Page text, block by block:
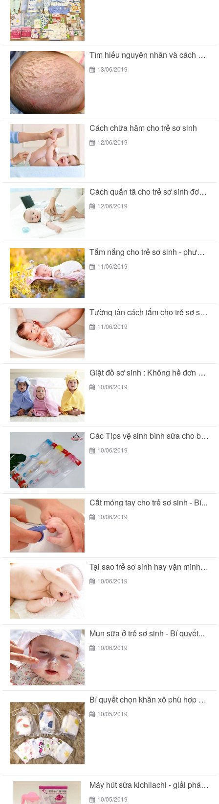
Tìm hiểu nguyên nhân và cách chữa cứt trâu...
13/06/2019
Cách chữa hăm cho trẻ sơ sinh
12/06/2019
Cách quấn tã cho trẻ sơ sinh đơn giản...
12/06/2019
Tắm nắng cho trẻ sơ sinh - phương pháp...
11/06/2019
Tường tận cách tắm cho trẻ sơ sinh đúng...
11/06/2019
Giặt đồ sơ sinh : Không hề đơn giản...
10/06/2019
Các Tips vệ sinh bình sữa cho bé đúng...
10/06/2019
Cắt móng tay cho trẻ sơ sinh - Bí...
10/06/2019
Tại sao trẻ sơ sinh hay vặn mình khi...
10/06/2019
Mụn sữa ở trẻ sơ sinh - Bí quyết...
10/06/2019
Bí quyết chọn khăn xô phù hợp với làn...
10/05/2019
Máy hút sữa kichilachi - giải pháp tối ưu...
10/05/2019